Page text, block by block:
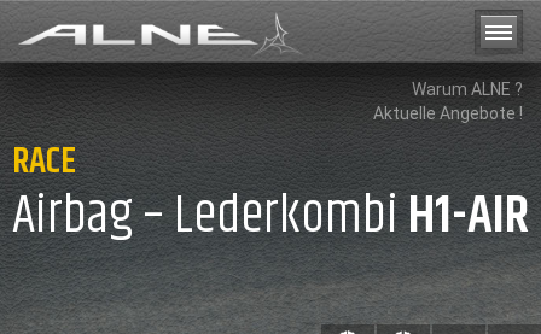
Warum ALNE ?
Aktuelle Angebote !
RACE
Airbag – LederkombiH1-AIR